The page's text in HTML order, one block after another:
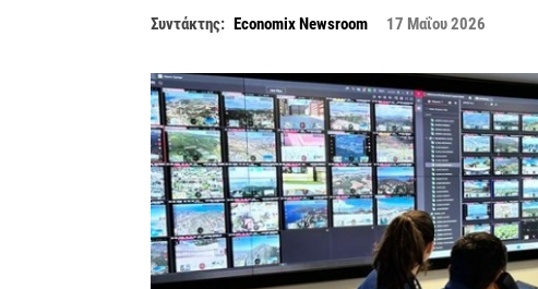
Συντάκτης: Economix Newsroom 17 Μαΐου 2026